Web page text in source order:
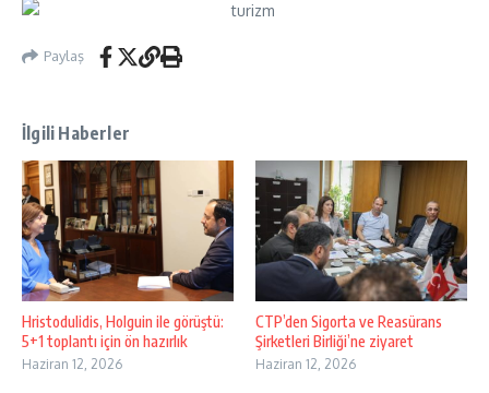
Paylaş
İlgili Haberler
Hristodulidis, Holguin ile görüştü:
5+1 toplantı için ön hazırlık
Haziran 12, 2026
CTP’den Sigorta ve Reasürans
Şirketleri Birliği’ne ziyaret
Haziran 12, 2026